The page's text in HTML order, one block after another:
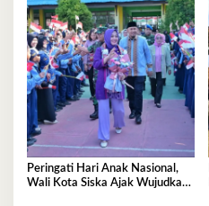
Peringati Hari Anak Nasional,
Wali Kota Siska Ajak Wujudkan